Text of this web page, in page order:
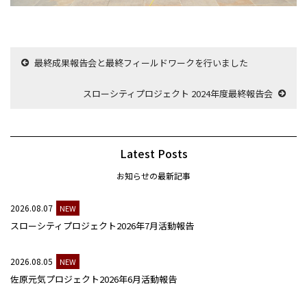
最終成果報告会と最終フィールドワークを行いました
スローシティプロジェクト 2024年度最終報告会
Latest Posts
お知らせの最新記事
2026.08.07 NEW
スローシティプロジェクト2026年7月活動報告
2026.08.05 NEW
佐原元気プロジェクト2026年6月活動報告